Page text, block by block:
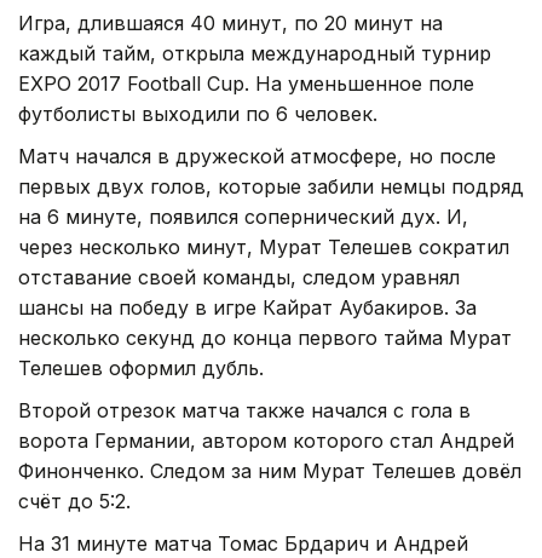
Игра, длившаяся 40 минут, по 20 минут на
каждый тайм, открыла международный турнир
EXPO 2017 Football Cup. На уменьшенное поле
футболисты выходили по 6 человек.
Матч начался в дружеской атмосфере, но после
первых двух голов, которые забили немцы подряд
на 6 минуте, появился сопернический дух. И,
через несколько минут, Мурат Телешев сократил
отставание своей команды, следом уравнял
шансы на победу в игре Кайрат Аубакиров. За
несколько секунд до конца первого тайма Мурат
Телешев оформил дубль.
Второй отрезок матча также начался с гола в
ворота Германии, автором которого стал Андрей
Финонченко. Следом за ним Мурат Телешев довёл
счёт до 5:2.
На 31 минуте матча Томас Брдарич и Андрей